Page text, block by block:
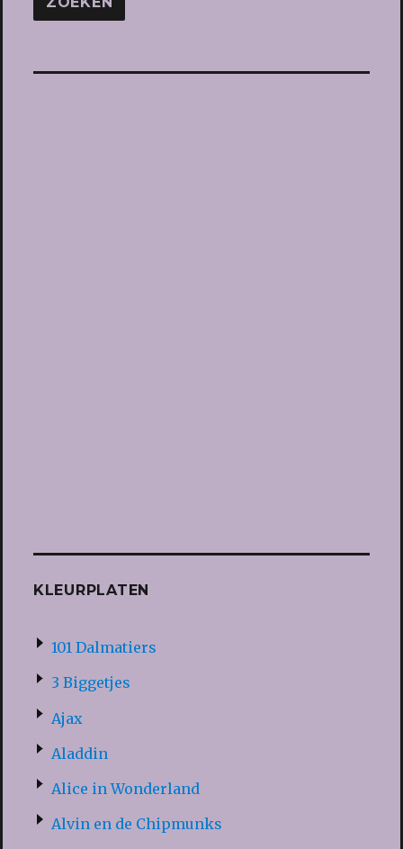
KLEURPLATEN
101 Dalmatiers
3 Biggetjes
Ajax
Aladdin
Alice in Wonderland
Alvin en de Chipmunks